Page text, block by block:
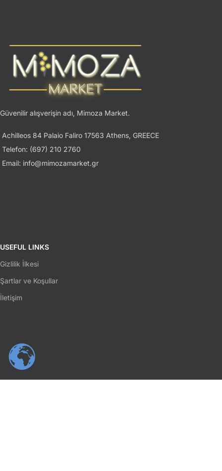
Güvenilir alışverişin adı, Mimoza Market.
Achilleos 84 Palaio Faliro 17563 Athens, GREECE
Telefon: (697) 210 2760
Email: info@mimozamarket.gr
USEFUL LINKS
Gizlilik İlkesi
Şartlar ve Koşullar
İletişim